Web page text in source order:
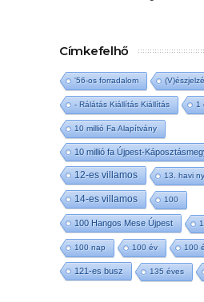
Címkefelhő
'56-os forradalom
- Rálátás Kiállítás Kiállítás 1
10 millió Fa Alapítvány
10 millió fa Újpest-
12-es villamos 13. havi
14-es villamos 100
100 Hangos Mese Újpest
100 nap 100 év 100
121-es busz 135 éves